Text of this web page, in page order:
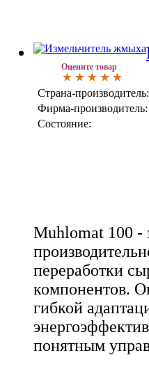
Оцените товар
Страна-производитель:
Фирма-производитель:
Состояние:
Muhlomat 100 -
переработки
компонентов.
гибкой
понятным